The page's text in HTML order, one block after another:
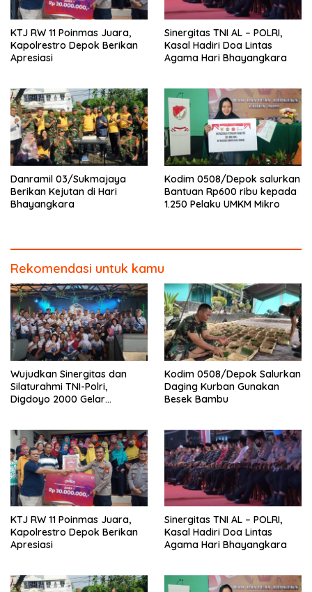
KTJ RW 11 Poinmas Juara,
Kapolrestro Depok Berikan
Apresiasi
Sinergitas TNI AL – POLRI,
Kasal Hadiri Doa Lintas
Agama Hari Bhayangkara
Danramil 03/Sukmajaya
Berikan Kejutan di Hari
Bhayangkara
Kodim 0508/Depok salurkan
Bantuan Rp600 ribu kepada
1.250 Pelaku UMKM Mikro
Rekomendasi untuk kamu
Wujudkan Sinergitas dan
Silaturahmi TNI-Polri,
Digdoyo 2000 Gelar
Kodim 0508/Depok Salurkan
Daging Kurban Gunakan
Besek Bambu
KTJ RW 11 Poinmas Juara,
Kapolrestro Depok Berikan
Apresiasi
Sinergitas TNI AL – POLRI,
Kasal Hadiri Doa Lintas
Agama Hari Bhayangkara